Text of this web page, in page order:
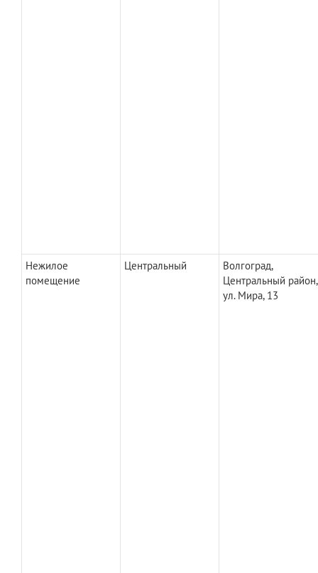
Нежилое
помещение
Центральный
Волгоград,
Центральный район,
ул. Мира, 13